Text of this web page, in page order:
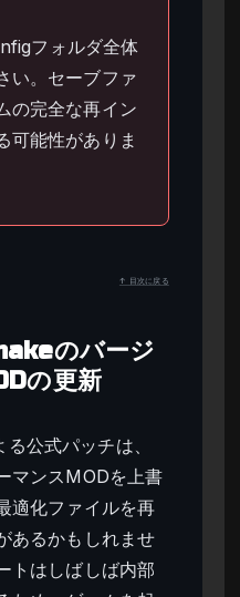
フォルダ全体
い。セーブファ
の完全な再イン
可能性がありま
↑ 目次に戻る
のバージ
の更新
公式パッチは、
マンスMODを上書
適化ファイルを再
あるかもしれませ
トはしばしば内部